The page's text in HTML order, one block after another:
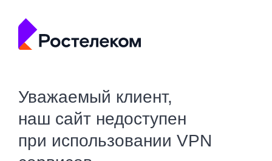
Уважаемый клиент,
наш сайт недоступен
при использовании VPN